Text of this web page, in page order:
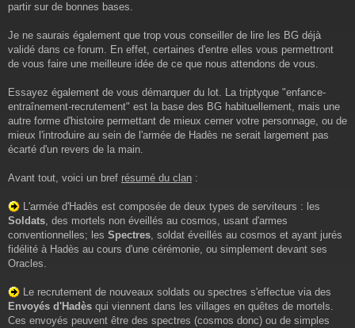
partir sur de bonnes bases.
Je ne saurais également que trop vous conseiller de lire les BG déjà
validé dans ce forum. En effet, certaines d'entre elles vous permettront
de vous faire une meilleure idée de ce que nous attendons de vous.
Essayez également de vous démarquer du lot. La triptyque "enfance-
entraînement-recrutement" est la base des BG habituellement, mais une
autre forme d'histoire permettant de mieux cerner votre personnage, ou de
mieux l'introduire au sein de l'armée de Hadès ne serait largement pas
écarté d'un revers de la main.
Avant tout, voici un bref résumé du clan :
L'armée d'Hadès est composée de deux types de serviteurs : les
Soldats, des mortels non éveillés au cosmos, usant d'armes
conventionnelles; les Spectres, soldat éveillés au cosmos et ayant jurés
fidélité à Hadès au cours d'une cérémonie, ou simplement devant ses
Oracles.
Le recrutement de nouveaux soldats ou spectres s'effectue via des
Envoyés d'Hadès qui viennent dans les villages en quêtes de mortels.
Ces envoyés peuvent être des spectres (cosmos donc) ou de simples